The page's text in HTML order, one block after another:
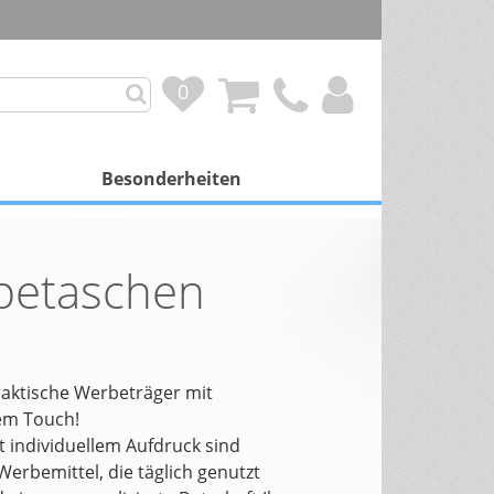
0
Besonderheiten
Personalisierung
Spendenprojekte
Schokoladenfüllung
Werbeträger mit
Touch!
individuellem Aufdruck sind
die täglich genutzt